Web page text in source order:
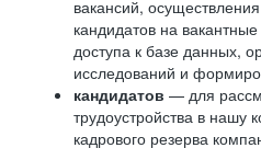
вакансий,
кандидатов на
доступа к базе данных,
исследований и
кандидатов — для
трудоустройства в нашу
кадрового резерва